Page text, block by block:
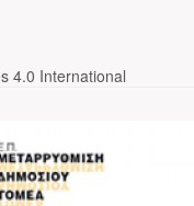
4.0 International